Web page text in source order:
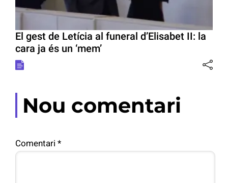
El gest de Letícia al funeral d’Elisabet II: la
cara ja és un ‘mem’
Nou comentari
Comentari *